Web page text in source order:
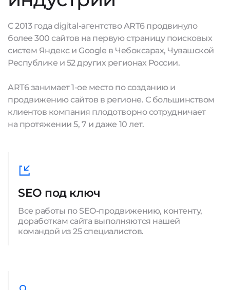
С 2013 года digital-агентство ART6 продвинуло
более 300 сайтов на первую страницу поисковых
систем Яндекс и Google в Чебоксарах, Чувашской
Республике и 52 других регионах России.
ART6 занимает 1-ое место по созданию и
продвижению сайтов в регионе. С большинством
клиентов компания плодотворно сотрудничает
на протяжении 5, 7 и даже 10 лет.
SEO под ключ
Все работы по SEO-продвижению, контенту,
доработкам сайта выполняются нашей
командой из 25 специалистов.